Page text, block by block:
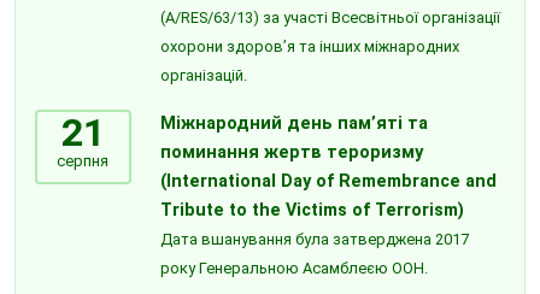
(A/RES/63/13) за участі Всесвітньої організації
охорони здоров’я та інших міжнародних
організацій.
21
серпня
Міжнародний день пам’яті та
поминання жертв тероризму
(International Day of Remembrance and
Tribute to the Victims of Terrorism)
Дата вшанування була затверджена 2017
року Генеральною Асамблеєю ООН.